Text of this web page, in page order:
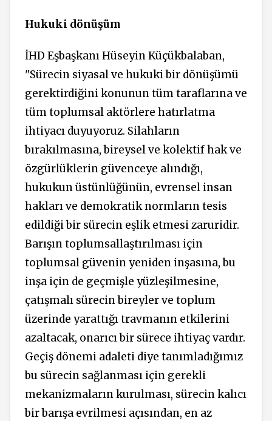
Hukuki dönüşüm
İHD Eşbaşkanı Hüseyin Küçükbalaban,
"Sürecin siyasal ve hukuki bir dönüşümü
gerektirdiğini konunun tüm taraflarına ve
tüm toplumsal aktörlere hatırlatma
ihtiyacı duyuyoruz. Silahların
bırakılmasına, bireysel ve kolektif hak ve
özgürlüklerin güvenceye alındığı,
hukukun üstünlüğünün, evrensel insan
hakları ve demokratik normların tesis
edildiği bir sürecin eşlik etmesi zaruridir.
Barışın toplumsallaştırılması için
toplumsal güvenin yeniden inşasına, bu
inşa için de geçmişle yüzleşilmesine,
çatışmalı sürecin bireyler ve toplum
üzerinde yarattığı travmanın etkilerini
azaltacak, onarıcı bir sürece ihtiyaç vardır.
Geçiş dönemi adaleti diye tanımladığımız
bu sürecin sağlanması için gerekli
mekanizmaların kurulması, sürecin kalıcı
bir barışa evrilmesi açısından, en az